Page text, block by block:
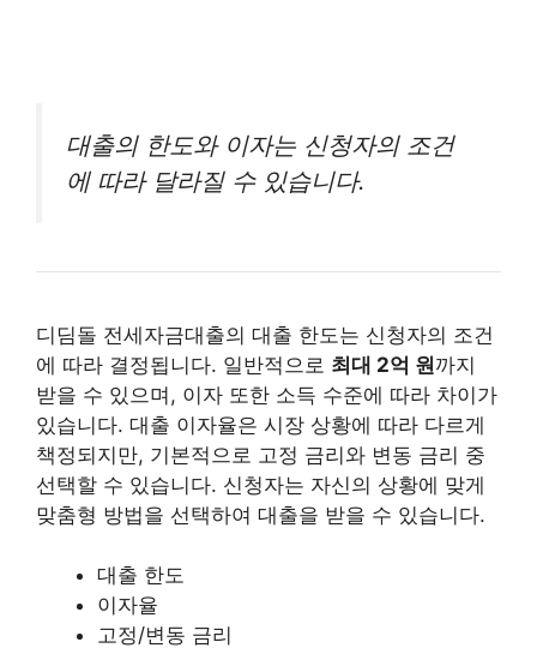
대출의 한도와 이자는 신청자의 조건
에 따라 달라질 수 있습니다.
디딤돌 전세자금대출의 대출 한도는 신청자의 조건
에 따라 결정됩니다. 일반적으로 최대 2억 원까지
받을 수 있으며, 이자 또한 소득 수준에 따라 차이가
있습니다. 대출 이자율은 시장 상황에 따라 다르게
책정되지만, 기본적으로 고정 금리와 변동 금리 중
선택할 수 있습니다. 신청자는 자신의 상황에 맞게
맞춤형 방법을 선택하여 대출을 받을 수 있습니다.
대출 한도
이자율
고정/변동 금리